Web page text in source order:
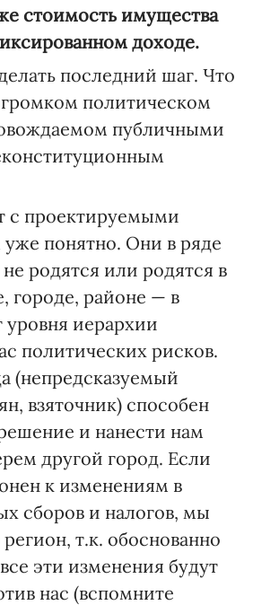
стоимость имущества
доходе.
последний шаг. Что
политическом
публичными
с проектируемыми
понятно. Они в ряде
родятся или родятся в
городе, районе — в
уровня иерархии
политических рисков.
(непредсказуемый
взяточник) способен
и нанести нам
другой город. Если
к изменениям в
сборов и налогов, мы
т.к. обоснованно
эти изменения будут
нас (вспомните